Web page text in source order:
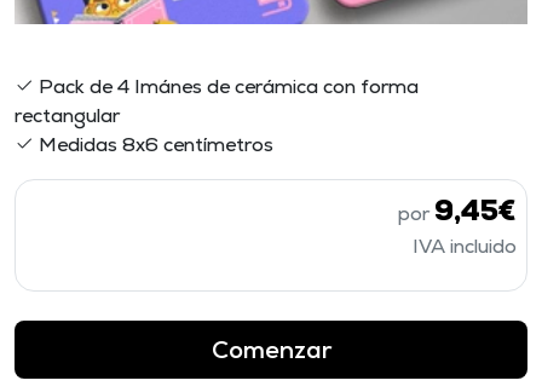
Pack de 4 Imánes de cerámica con forma
rectangular
Medidas 8x6 centímetros
por9,45€
IVA incluido
Comenzar